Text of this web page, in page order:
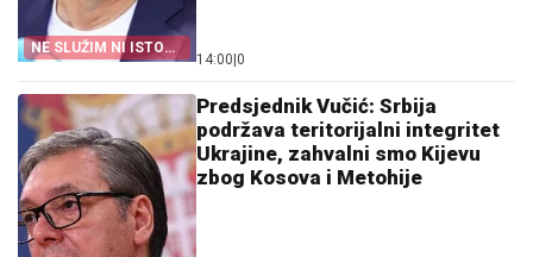
NE SLUŽIM NI ISTOKU
NI ZAPADU
14:00 0
Predsjednik Vučić: Srbija
podržava teritorijalni integritet
Ukrajine, zahvalni smo Kijevu
zbog Kosova i Metohije